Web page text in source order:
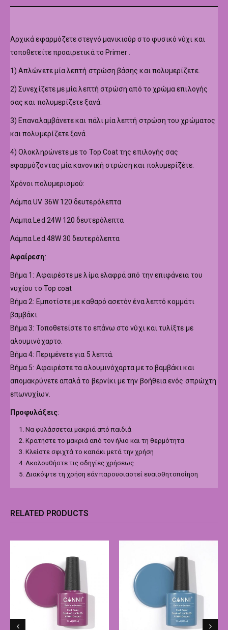
Αρχικά εφαρμόζετε στεγνό μανικιούρ στο φυσικό νύχι και
τοποθετείτε προαιρετικά το Primer .
1) Απλώνετε μία λεπτή στρώση βάσης και πολυμερίζετε.
2) Συνεχίζετε με μία λεπτή στρώση από το χρώμα επιλογής
σας και πολυμερίζετε ξανά.
3) Επαναλαμβάνετε και πάλι μία λεπτή στρώση του χρώματος
και πολυμερίζετε ξανά.
4) Ολοκληρώνετε με το Top Coat της επιλογής σας
εφαρμόζοντας μία κανονική στρώση και πολυμερίζέτε.
Χρόνοι πολυμερισμού:
Λάμπα UV 36W 120 δευτερόλεπτα
Λάμπα Led 24W 120 δευτερόλεπτα
Λάμπα Led 48W 30 δευτερόλεπτα
Αφαίρεση:
Βήμα 1: Αφαιρέστε με λίμα ελαφρά από την επιφάνεια του
νυχίου το Top coat
Βήμα 2: Εμποτίστε με καθαρό ασετόν ένα λεπτό κομμάτι
βαμβάκι.
Βήμα 3: Τοποθετείστε το επάνω στο νύχι και τυλίξτε με
αλουμινόχαρτο.
Βήμα 4: Περιμένετε για 5 λεπτά.
Βήμα 5: Αφαιρέστε τα αλουμινόχαρτα με το βαμβάκι και
απομακρύνετε απαλά το βερνίκι με την βοήθεια ενός σπρώχτη
επωνυχίων.
Προφυλάξεις:
Να φυλάσσεται μακριά από παιδιά
Κρατήστε το μακριά από τον ήλιο και τη θερμότητα
Κλείστε σφιχτά το καπάκι μετά την χρήση
Ακολουθήστε τις οδηγίες χρήσεως
Διακόψτε τη χρήση εάν παρουσιαστεί ευαισθητοποίηση
RELATED PRODUCTS